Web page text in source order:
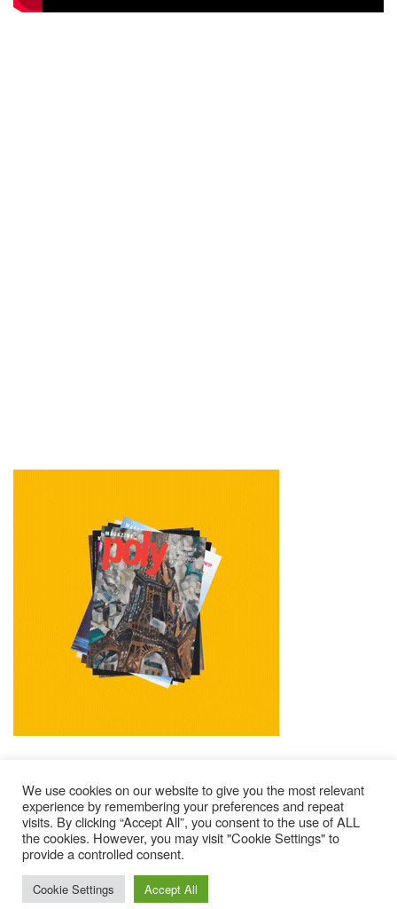
Mentions Légales Contacts
Où Trouver Poly ?
Lire Les Anciens N°
S’abonner À Poly
© 2025 – Magazine Poly – BKN
We use cookies on our website to give you the most relevant
experience by remembering your preferences and repeat
visits. By clicking “Accept All”, you consent to the use of ALL
the cookies. However, you may visit "Cookie Settings" to
provide a controlled consent.
Cookie Settings Accept All